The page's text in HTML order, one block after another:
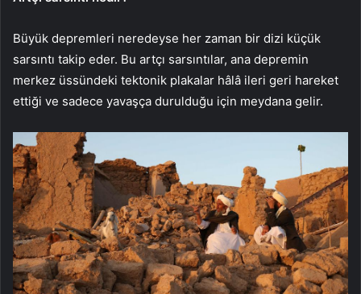
Büyük depremleri neredeyse her zaman bir dizi küçük
sarsıntı takip eder. Bu artçı sarsıntılar, ana depremin
merkez üssündeki tektonik plakalar hâlâ ileri geri hareket
ettiği ve sadece yavaşça durulduğu için meydana gelir.